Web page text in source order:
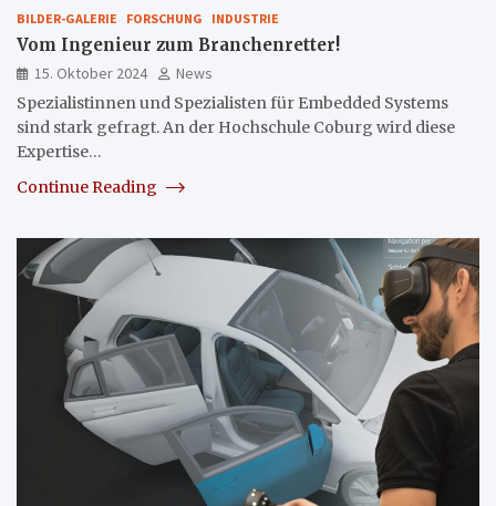
BILDER-GALERIE FORSCHUNG INDUSTRIE
Vom Ingenieur zum Branchenretter!
15. Oktober 2024
News
Spezialistinnen und Spezialisten für Embedded Systems
sind stark gefragt. An der Hochschule Coburg wird diese
Expertise…
Continue Reading